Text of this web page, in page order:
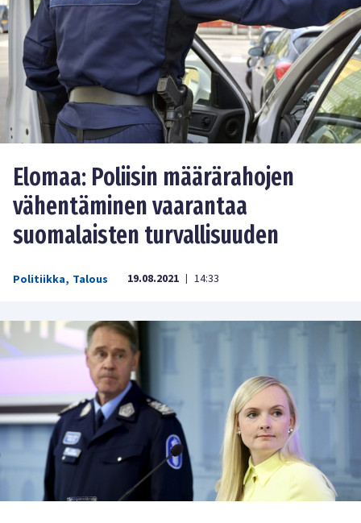
Elomaa: Poliisin määrärahojen
vähentäminen vaarantaa
suomalaisten turvallisuuden
Politiikka, Talous 19.08.2021 | 14:33